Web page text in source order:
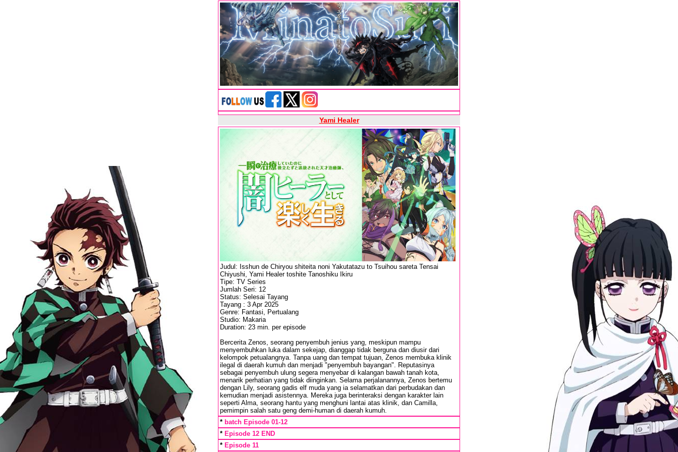
Yami Healer
Judul: Isshun de Chiryou shiteita noni Yakutatazu to Tsuihou sareta Tensai
Chiyushi, Yami Healer toshite Tanoshiku Ikiru
Tipe: TV Series
Jumlah Seri: 12
Status: Selesai Tayang
Tayang : 3 Apr 2025
Genre: Fantasi, Pertualang
Studio: Makaria
Duration: 23 min. per episode
Bercerita Zenos, seorang penyembuh jenius yang, meskipun mampu
menyembuhkan luka dalam sekejap, dianggap tidak berguna dan diusir dari
kelompok petualangnya. Tanpa uang dan tempat tujuan, Zenos membuka klinik
ilegal di daerah kumuh dan menjadi "penyembuh bayangan". Reputasinya
sebagai penyembuh ulung segera menyebar di kalangan bawah tanah kota,
menarik perhatian yang tidak diinginkan. ​Selama perjalanannya, Zenos bertemu
dengan Lily, seorang gadis elf muda yang ia selamatkan dari perbudakan dan
kemudian menjadi asistennya. Mereka juga berinteraksi dengan karakter lain
seperti Alma, seorang hantu yang menghuni lantai atas klinik, dan Camilla,
pemimpin salah satu geng demi-human di daerah kumuh.
* batch Episode 01-12
* Episode 12 END
* Episode 11